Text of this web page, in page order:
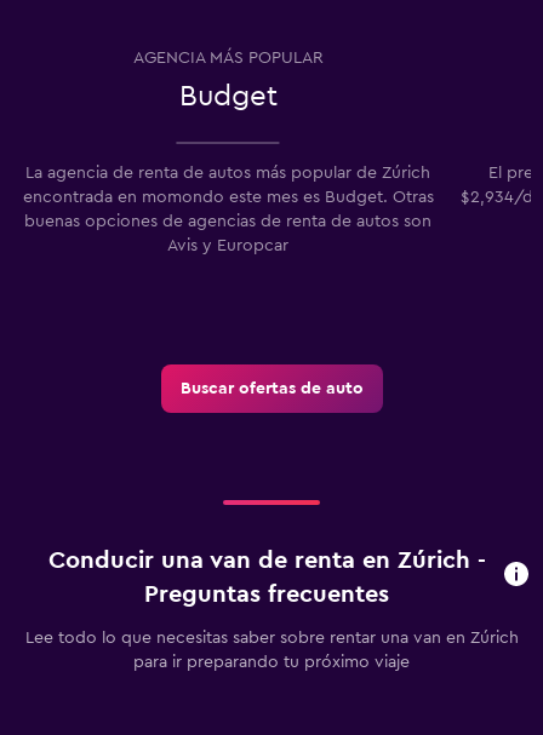
AGENCIA MÁS POPULAR
Budget
La agencia de renta de autos más popular de Zúrich
encontrada en momondo este mes es Budget. Otras
buenas opciones de agencias de renta de autos son
Avis y Europcar
El
$2,934/
Buscar ofertas de auto
Conducir una van de renta en Zúrich -
Preguntas frecuentes
Lee todo lo que necesitas saber sobre rentar una van en Zúrich
para ir preparando tu próximo viaje